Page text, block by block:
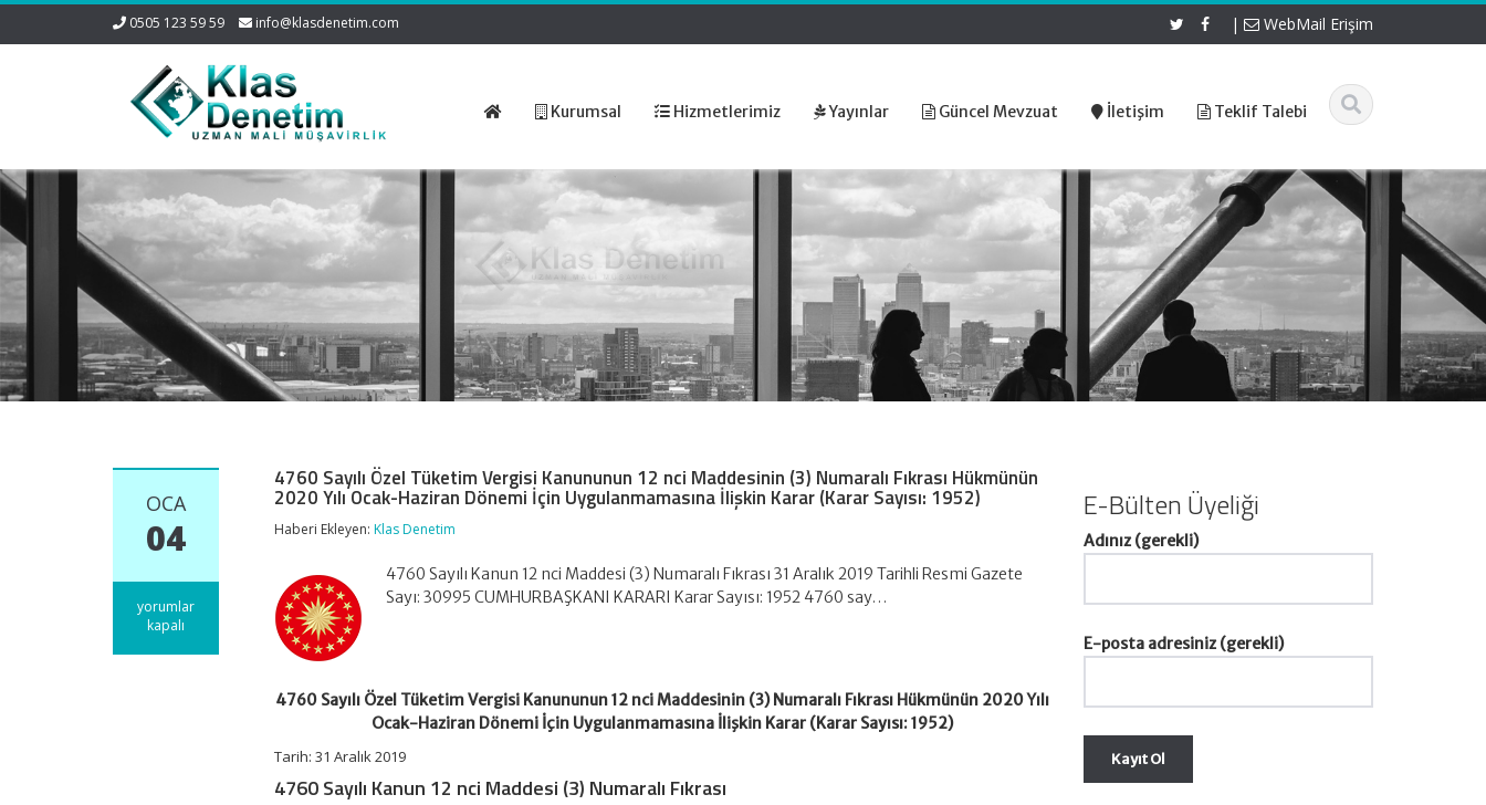
0505 123 59 59 info@klasdenetim.com | WebMail Erişim
Kurumsal Hizmetlerimiz Yayınlar Güncel Mevzuat İletişim Teklif Talebi
OCA
04
4760
Sayılı
yorumlar
kapalı
4760 Sayılı Özel Tüketim Vergisi Kanununun 12 nci Maddesinin (3) Numaralı Fıkrası Hükmünün
2020 Yılı Ocak-Haziran Dönemi İçin Uygulanmamasına İlişkin Karar (Karar Sayısı: 1952)
Haberi Ekleyen:Klas Denetim
4760 Sayılı Kanun 12 nci Maddesi (3) Numaralı Fıkrası 31 Aralık 2019 Tarihli Resmi Gazete
Sayı: 30995 CUMHURBAŞKANI KARARI Karar Sayısı: 1952 4760 say…
4760 Sayılı Özel Tüketim Vergisi Kanununun 12 nci Maddesinin (3) Numaralı Fıkrası Hükmünün 2020 Yılı
Ocak-Haziran Dönemi İçin Uygulanmamasına İlişkin Karar (Karar Sayısı: 1952)
Tarih:31 Aralık 2019
4760 Sayılı Kanun 12 nci Maddesi (3) Numaralı Fıkrası
E-Bülten Üyeliği
Adınız (gerekli)
E-posta adresiniz (gerekli)